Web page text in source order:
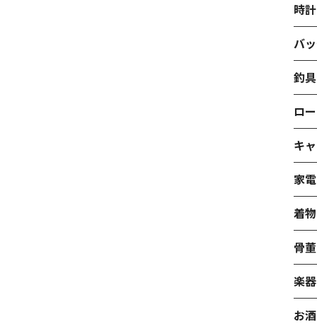
時計
バ
釣具
ロ
キ
家
着
骨
楽器
お酒